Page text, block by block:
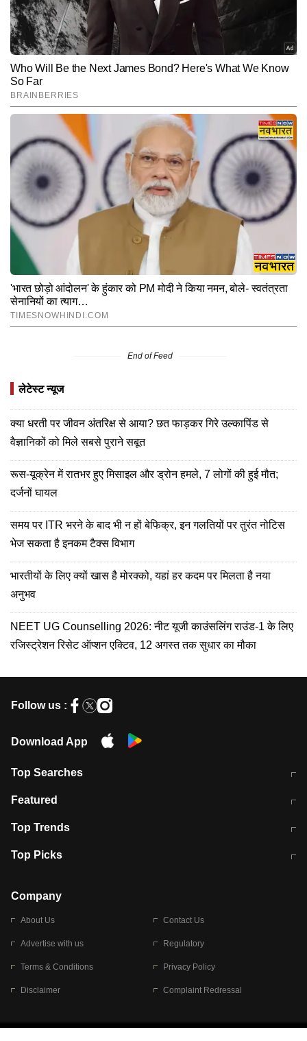
End of Feed
लेटेस्ट न्यूज
क्या धरती पर जीवन अंतरिक्ष से आया? छत फाड़कर गिरे उल्कापिंड से
वैज्ञानिकों को मिले सबसे पुराने सबूत
रूस-यूक्रेन में रातभर हुए मिसाइल और ड्रोन हमले, 7 लोगों की हुई मौत;
दर्जनों घायल
समय पर ITR भरने के बाद भी न हों बेफिक्र, इन गलतियों पर तुरंत नोटिस
भेज सकता है इनकम टैक्स विभाग
भारतीयों के लिए क्यों खास है मोरक्को, यहां हर कदम पर मिलता है नया
अनुभव
NEET UG Counselling 2026: नीट यूजी काउंसलिंग राउंड-1 के लिए
रजिस्ट्रेशन रिसेट ऑप्शन एक्टिव, 12 अगस्त तक सुधार का मौका
Follow us :
Download App
Top Searches
मुंबई में लगे 'जेन जी' के पोस्टर, लिखा- 'मैं
Featured
10 अगस्त को विधानसभा का घेराव करेंगे
Top Trends
RBI का नया नियम: अब बैंकों को अपनी सभी
Top Picks
बारिश की चेतावनी
Company
About Us Contact Us
Advertise with us Regulatory
Terms & Conditions Privacy Policy
Disclaimer Complaint Redressal